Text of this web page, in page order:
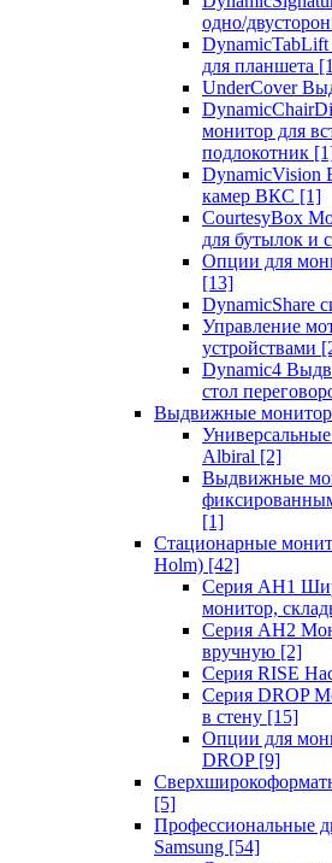
одно/
для планшета
UnderCover
монитор для
подлокотник
DynamicVision
камер ВКС [1]
CourtesyBox
для бутылок и
Опции для
[13]
DynamicShare
Управление
устройствами
Dynamic4
стол
Выдвижные
Albiral [2]
Выдвижные
[1]
Стационарные
Holm) [42]
Серия AH1
монитор,
Серия AH2
вручную [2]
Серия RISE
Серия DROP
в стену [15]
Опции для
DROP [9]
[5]
Профессиональные
Samsung [54]